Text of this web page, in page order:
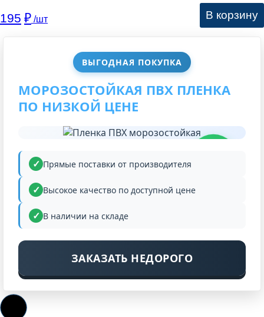
ВЫГОДНАЯ ПОКУПКА
МОРОЗОСТОЙКАЯ ПВХ ПЛЕНКА
ПО НИЗКОЙ ЦЕНЕ
Прямые поставки от производителя
Высокое качество по доступной цене
В наличии на складе
ЗАКАЗАТЬ НЕДОРОГО
195 ₽ /шт В корзину